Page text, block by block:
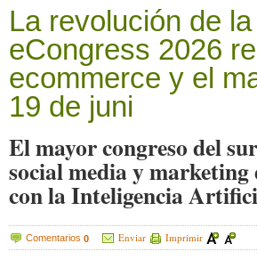
La revolución de
eCongress 2026
ecommerce y el
19 de juni
El mayor congreso del
social media y
con la Inteligencia
Comentarios 0 Enviar Imprimir